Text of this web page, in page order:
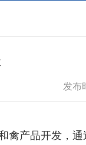
发布
禽产品开发，